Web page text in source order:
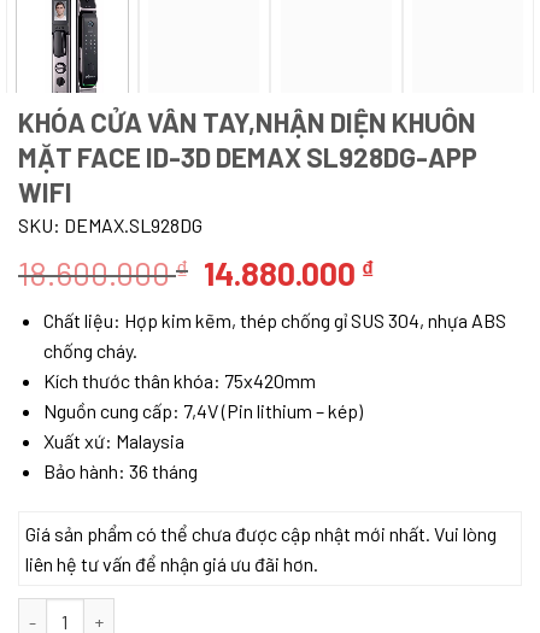
KHÓA CỬA VÂN TAY,NHẬN DIỆN KHUÔN
MẶT FACE ID-3D DEMAX SL928DG-APP
WIFI
SKU: DEMAX.SL928DG
18.600.000₫ Giá
gốc
là:
18.600.000 ₫.
14.880.000 ₫Giá
tại
Chất liệu: Hợp kim kẽm, thép chống gỉ SUS 304, nhựa ABS
chống cháy.
Kích thước thân khóa: 75x420mm
Nguồn cung cấp: 7,4V (Pin lithium – kép)
Xuất xứ: Malaysia
Bảo hành: 36 tháng
Giá sản phẩm có thể chưa được cập nhật mới nhất. Vui lòng
liên hệ tư vấn để nhận giá ưu đãi hơn.